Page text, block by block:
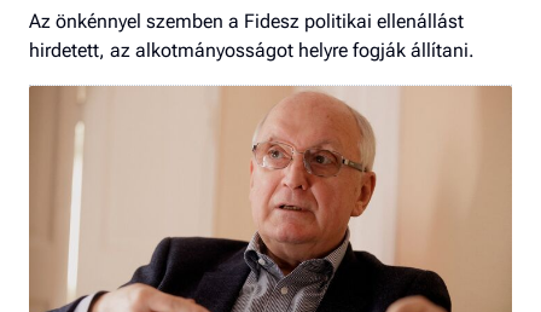
Az önkénnyel szemben a Fidesz politikai ellenállást
hirdetett, az alkotmányosságot helyre fogják állítani.